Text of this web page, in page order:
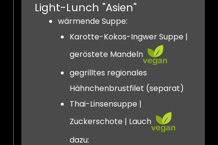
Light-Lunch "Asien"
wärmende Suppe:
Karotte-Kokos-Ingwer Suppe |
geröstete Mandeln
gegrilltes regionales
Hähnchenbrustfilet (separat)
Thai-Linsensuppe |
Zuckerschote | Lauch
dazu: